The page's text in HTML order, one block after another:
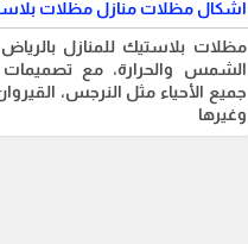
اشكال مظلات منازل مظلات
مظلات بلاستيك للمنازل
الشمس والحرارة، مع
جميع الأحياء مثل النرجس،
وغيرها